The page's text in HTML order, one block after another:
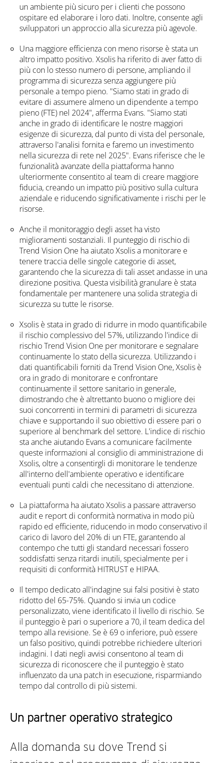
un ambiente più sicuro per i clienti che possono
ospitare ed elaborare i loro dati. Inoltre, consente agli
sviluppatori un approccio alla sicurezza più agevole.
Una maggiore efficienza con meno risorse è stata un
altro impatto positivo. Xsolis ha riferito di aver fatto di
più con lo stesso numero di persone, ampliando il
programma di sicurezza senza aggiungere più
personale a tempo pieno. "Siamo stati in grado di
evitare di assumere almeno un dipendente a tempo
pieno (FTE) nel 2024", afferma Evans. "Siamo stati
anche in grado di identificare le nostre maggiori
esigenze di sicurezza, dal punto di vista del personale,
attraverso l'analisi fornita e faremo un investimento
nella sicurezza di rete nel 2025". Evans riferisce che le
funzionalità avanzate della piattaforma hanno
ulteriormente consentito al team di creare maggiore
fiducia, creando un impatto più positivo sulla cultura
aziendale e riducendo significativamente i rischi per le
risorse.
Anche il monitoraggio degli asset ha visto
miglioramenti sostanziali. Il punteggio di rischio di
Trend Vision One ha aiutato Xsolis a monitorare e
tenere traccia delle singole categorie di asset,
garantendo che la sicurezza di tali asset andasse in una
direzione positiva. Questa visibilità granulare è stata
fondamentale per mantenere una solida strategia di
sicurezza su tutte le risorse.
Xsolis è stata in grado di ridurre in modo quantificabile
il rischio complessivo del 57%, utilizzando l'indice di
rischio Trend Vision One per monitorare e segnalare
continuamente lo stato della sicurezza. Utilizzando i
dati quantificabili forniti da Trend Vision One, Xsolis è
ora in grado di monitorare e confrontare
continuamente il settore sanitario in generale,
dimostrando che è altrettanto buono o migliore dei
suoi concorrenti in termini di parametri di sicurezza
chiave e supportando il suo obiettivo di essere pari o
superiore al benchmark del settore. L'indice di rischio
sta anche aiutando Evans a comunicare facilmente
queste informazioni al consiglio di amministrazione di
Xsolis, oltre a consentirgli di monitorare le tendenze
all'interno dell'ambiente operativo e identificare
eventuali punti caldi che necessitano di attenzione.
La piattaforma ha aiutato Xsolis a passare attraverso
audit e report di conformità normativa in modo più
rapido ed efficiente, riducendo in modo conservativo il
carico di lavoro del 20% di un FTE, garantendo al
contempo che tutti gli standard necessari fossero
soddisfatti senza ritardi inutili, specialmente per i
requisiti di conformità HITRUST e HIPAA.
Il tempo dedicato all'indagine sui falsi positivi è stato
ridotto del 65-75%. Quando si invia un codice
personalizzato, viene identificato il livello di rischio. Se
il punteggio è pari o superiore a 70, il team dedica del
tempo alla revisione. Se è 69 o inferiore, può essere
un falso positivo, quindi potrebbe richiedere ulteriori
indagini. I dati negli avvisi consentono al team di
sicurezza di riconoscere che il punteggio è stato
influenzato da una patch in esecuzione, risparmiando
tempo dal controllo di più sistemi.
Un partner operativo strategico
Alla domanda su dove Trend si